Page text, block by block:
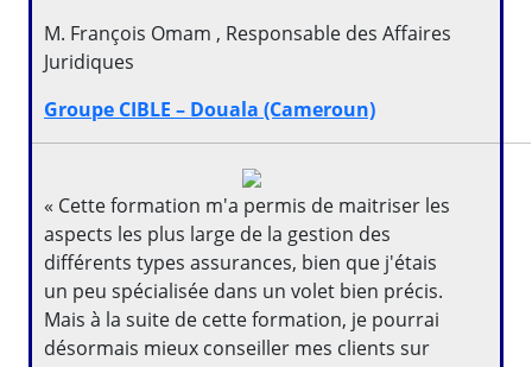
M. François Omam , Responsable des Affaires
Juridiques
Groupe CIBLE – Douala (Cameroun)
« Cette formation m'a permis de maitriser les
aspects les plus large de la gestion des
différents types assurances, bien que j'étais
un peu spécialisée dans un volet bien précis.
Mais à la suite de cette formation, je pourrai
désormais mieux conseiller mes clients sur